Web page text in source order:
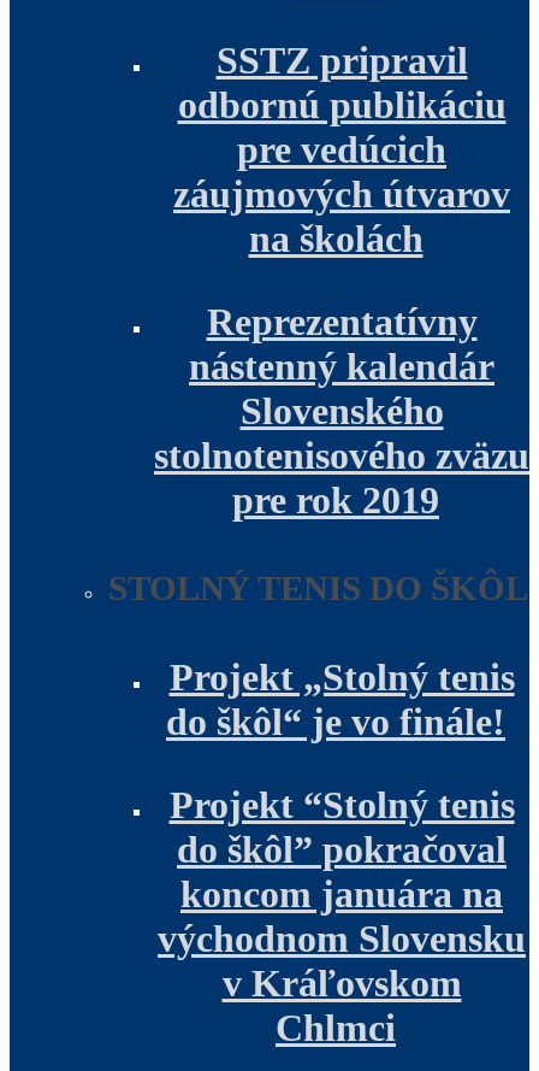
SSTZ pripravil
odbornú publikáciu
pre vedúcich
záujmových útvarov
na školách
Reprezentatívny
nástenný kalendár
Slovenského
stolnotenisového zväzu
pre rok 2019
STOLNÝ TENIS DO ŠKÔL
Projekt „Stolný tenis
do škôl“ je vo finále!
Projekt “Stolný tenis
do škôl” pokračoval
koncom januára na
východnom Slovensku
v Kráľovskom
Chlmci